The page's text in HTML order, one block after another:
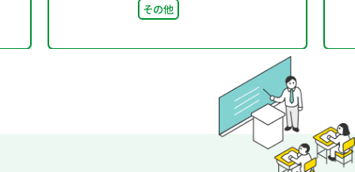
その他